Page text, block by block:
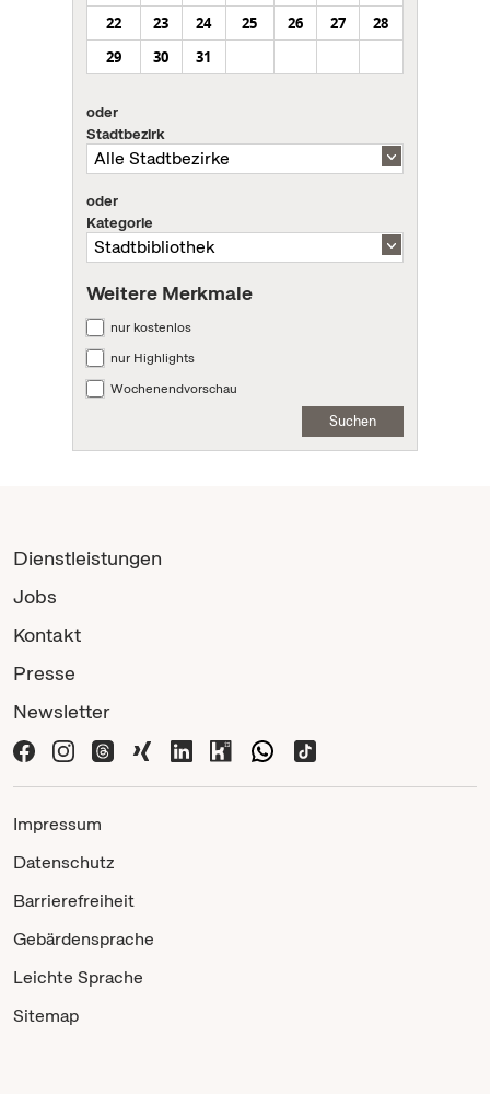
22
23 24 25 26 27
28
29
30 31
oder
Stadtbezirk
oder
Kategorie
Weitere Merkmale
nur kostenlos
nur Highlights
Wochenendvorschau
Suchen
Dienstleistungen
Jobs
Kontakt
Presse
Newsletter
Impressum
Datenschutz
Barrierefreiheit
Gebärdensprache
Leichte Sprache
Sitemap